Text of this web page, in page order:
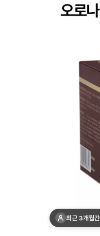
최근 3개월